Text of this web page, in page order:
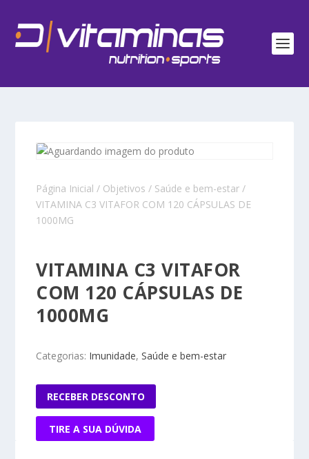
Página Inicial / Objetivos / Saúde e bem-estar /
VITAMINA C3 VITAFOR COM 120 CÁPSULAS DE
1000MG
VITAMINA C3 VITAFOR
COM 120 CÁPSULAS DE
1000MG
Categorias: Imunidade,Saúde e bem-estar
RECEBER DESCONTO
TIRE A SUA DÚVIDA